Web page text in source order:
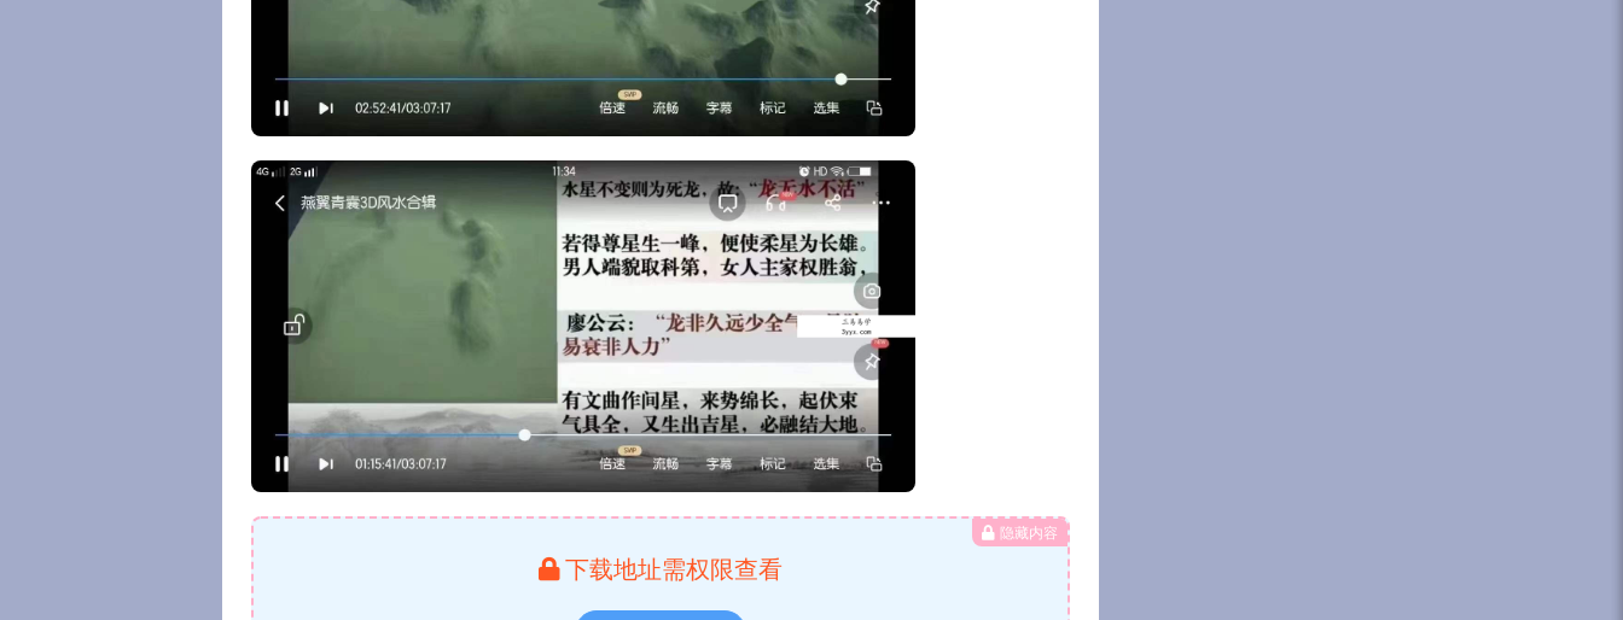
隐藏内容
下载地址需权限查看